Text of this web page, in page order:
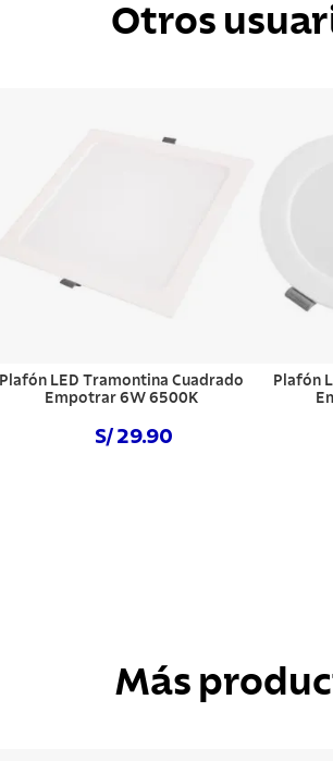
Otros
Plafón LED Tramontina Cuadrado
Empotrar 6W 6500K
S/ 29.90
Plafón
Más